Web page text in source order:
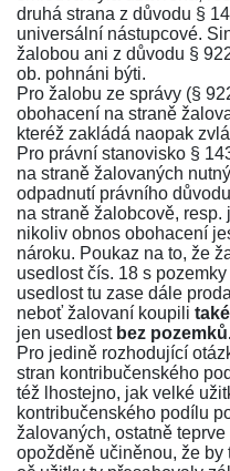
druhá strana z důvodu §
universální nástupcové.
žalobou ani z důvodu §
ob. pohnáni býti.
Pro žalobu ze správy (§
obohacení na straně
kteréž zakládá naopak
Pro právní stanovisko §
na straně žalovaných
odpadnutí právního
na straně žalobcově,
nikoliv obnos obohacení
nároku. Poukaz na to, že
usedlost čís. 18 s
usedlost tu zase dále
neboť žalovaní koupili
jen usedlost bez
Pro jedině rozhodující
stran kontribučenského
též lhostejno, jak velké
kontribučenského podílu
žalovaných, ostatně
opožděně učiněnou, že by